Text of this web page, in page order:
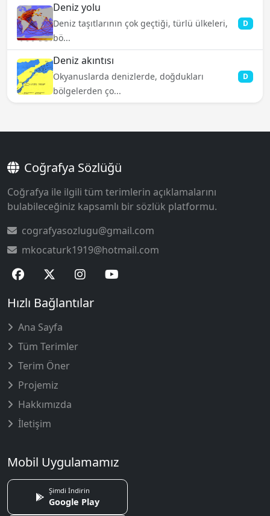
Deniz yolu
Deniz taşıtlarının çok geçtiği, türlü ülkeleri,
bö...
D
Deniz akıntısı
Okyanuslarda denizlerde, doğdukları
bölgelerden ço...
D
Coğrafya Sözlüğü
Coğrafya ile ilgili tüm terimlerin açıklamalarını
bulabileceğiniz kapsamlı bir sözlük platformu.
cografyasozlugu@gmail.com
mkocaturk1919@hotmail.com
Hızlı Bağlantılar
Ana Sayfa
Tüm Terimler
Terim Öner
Projemiz
Hakkımızda
İletişim
Mobil Uygulamamız
Şimdi İndirin
Google Play